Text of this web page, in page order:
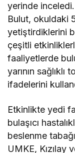
yerinde
Bulut, okuldaki
yetiştirdiklerini
çeşitli
faaliyetlerde
yarının sağlıklı
ifadelerini
Etkinlikte yedi
bulaşıcı
beslenme
UMKE, Kızılay